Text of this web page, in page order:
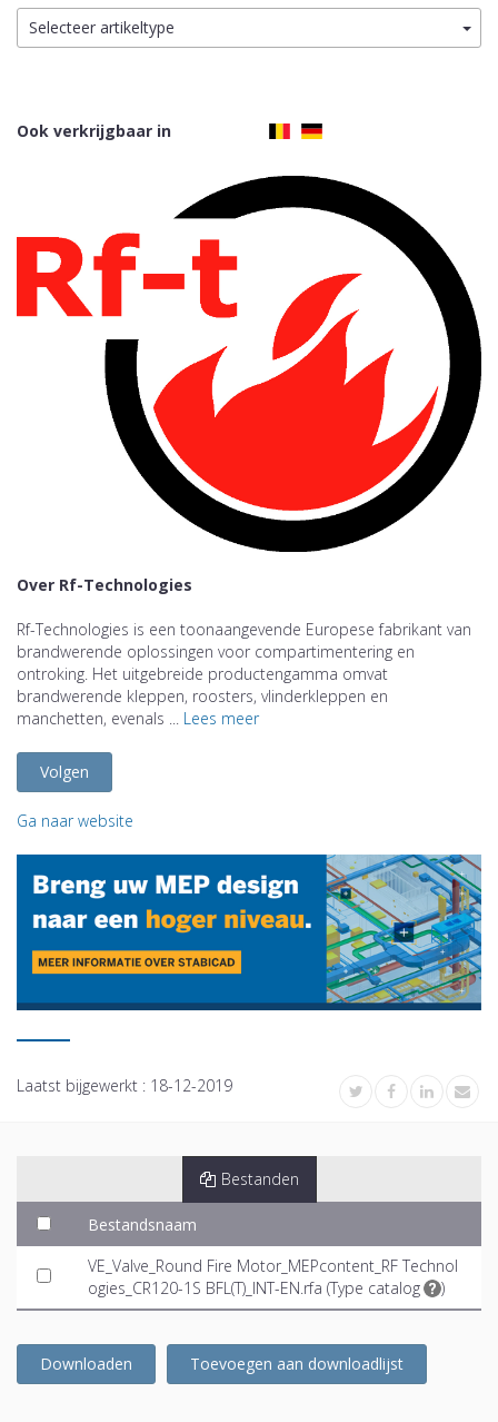
Selecteer artikeltype
Ook verkrijgbaar in
Over Rf-Technologies
Rf-Technologies is een toonaangevende Europese fabrikant van
brandwerende oplossingen voor compartimentering en
ontroking. Het uitgebreide productengamma omvat
brandwerende kleppen, roosters, vlinderkleppen en
manchetten, evenals ... Lees meer
Volgen
Ga naar website
Laatst bijgewerkt : 18-12-2019
Bestanden
Bestandsnaam
VE_Valve_Round Fire Motor_MEPcontent_RF Technol
ogies_CR120-1S BFL(T)_INT-EN.rfa (Type catalog )
Downloaden Toevoegen aan downloadlijst